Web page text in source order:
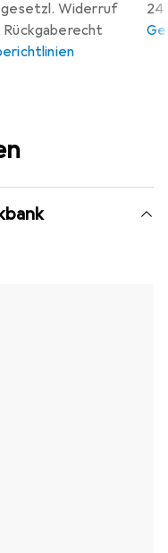
gesetzl. Widerruf
Rückgaberecht
24